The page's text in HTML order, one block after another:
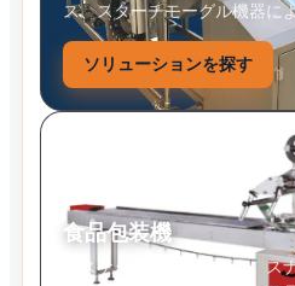
ス、スターチモーグル機器に
ソリューションを探す
食品包装機
ビスケット、キャンディ、ス